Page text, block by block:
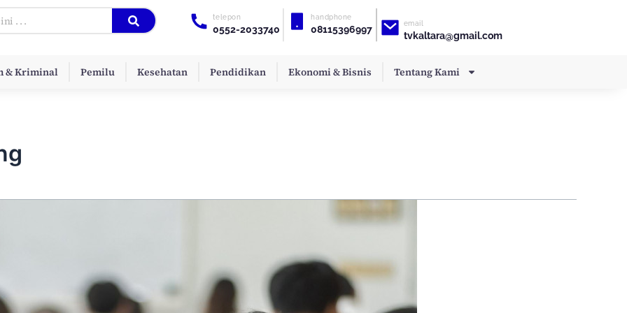
telepon
0552-2033740
handphone
08115396997
email
tvkaltara@gmail.com
& Kriminal Pemilu Kesehatan Pendidikan Ekonomi & Bisnis Tentang Kami